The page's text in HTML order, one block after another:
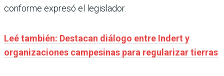
conforme expresó el legislador.
Leé también: Destacan diálogo entre Indert y
organizaciones campesinas para regularizar tierras